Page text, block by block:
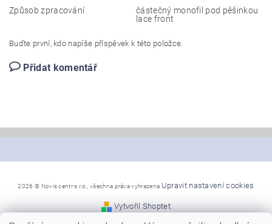
Způsob zpracování
částečný monofil pod pěšinkou
lace front
Buďte první, kdo napíše příspěvek k této položce.
Přidat komentář
2026 © Novis centr s.r.o., všechna práva vyhrazena Upravit nastavení cookies
Vytvořil Shoptet